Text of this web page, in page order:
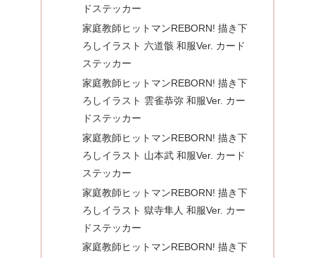
ドステッカー
家庭教師ヒットマンREBORN! 描き下
ろしイラスト 六道骸 和服Ver. カード
ステッカー
家庭教師ヒットマンREBORN! 描き下
ろしイラスト 雲雀恭弥 和服Ver. カー
ドステッカー
家庭教師ヒットマンREBORN! 描き下
ろしイラスト 山本武 和服Ver. カード
ステッカー
家庭教師ヒットマンREBORN! 描き下
ろしイラスト 獄寺隼人 和服Ver. カー
ドステッカー
家庭教師ヒットマンREBORN! 描き下